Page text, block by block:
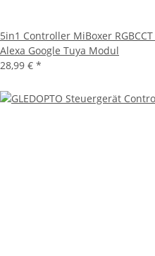
5in1 Controller MiBoxer
Alexa Google Tuya Modul
28,99 € *